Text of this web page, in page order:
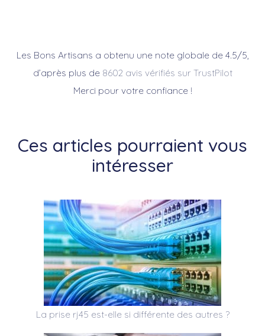
Les Bons Artisans a obtenu une note globale de 4.5/5,
d’après plus de 8602 avis vérifiés sur TrustPilot
Merci pour votre confiance !
Ces articles pourraient vous
intéresser
La prise rj45 est-elle si différente des autres ?